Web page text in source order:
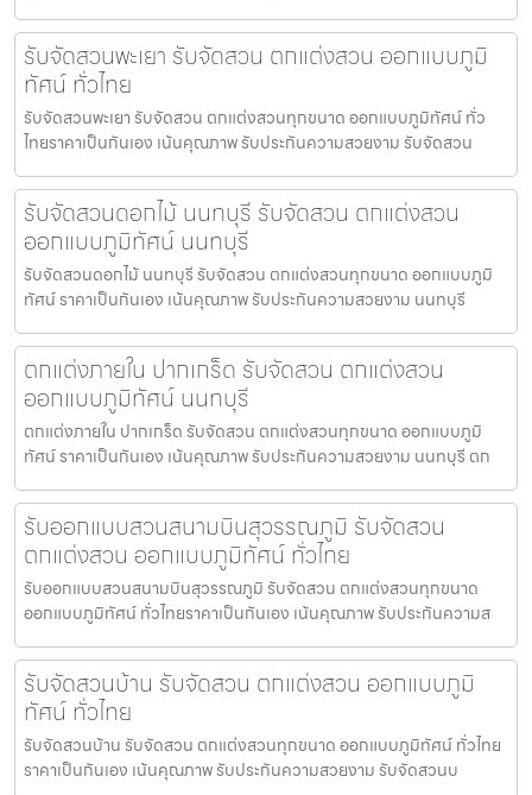
รับจัดสวนพะเยา รับจัดสวน ตกแต่งสวน ออกแบบภูมิ
ทัศน์ ทั่วไทย
รับจัดสวนพะเยา รับจัดสวน ตกแต่งสวนทุกขนาด ออกแบบภูมิทัศน์ ทั่ว
ไทยราคาเป็นกันเอง เน้นคุณภาพ รับประกันความสวยงาม รับจัดสวน
รับจัดสวนดอกไม้ นนทบุรี รับจัดสวน ตกแต่งสวน
ออกแบบภูมิทัศน์ นนทบุรี
รับจัดสวนดอกไม้ นนทบุรี รับจัดสวน ตกแต่งสวนทุกขนาด ออกแบบภูมิ
ทัศน์ ราคาเป็นกันเอง เน้นคุณภาพ รับประกันความสวยงาม นนทบุรี
ตกแต่งภายใน ปากเกร็ด รับจัดสวน ตกแต่งสวน
ออกแบบภูมิทัศน์ นนทบุรี
ตกแต่งภายใน ปากเกร็ด รับจัดสวน ตกแต่งสวนทุกขนาด ออกแบบภูมิ
ทัศน์ ราคาเป็นกันเอง เน้นคุณภาพ รับประกันความสวยงาม นนทบุรี ตก
รับออกแบบสวนสนามบินสุวรรณภูมิ รับจัดสวน
ตกแต่งสวน ออกแบบภูมิทัศน์ ทั่วไทย
รับออกแบบสวนสนามบินสุวรรณภูมิ รับจัดสวน ตกแต่งสวนทุกขนาด
ออกแบบภูมิทัศน์ ทั่วไทยราคาเป็นกันเอง เน้นคุณภาพ รับประกันความส
รับจัดสวนบ้าน รับจัดสวน ตกแต่งสวน ออกแบบภูมิ
ทัศน์ ทั่วไทย
รับจัดสวนบ้าน รับจัดสวน ตกแต่งสวนทุกขนาด ออกแบบภูมิทัศน์ ทั่วไทย
ราคาเป็นกันเอง เน้นคุณภาพ รับประกันความสวยงาม รับจัดสวนบ